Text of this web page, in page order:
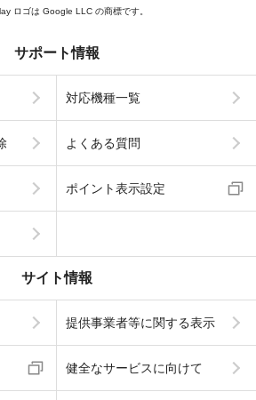
ロゴは Google LLC の商標です。
サポート情報
対応機種一覧
よくある質問
ポイント表示設定
サイト情報
提供事業者等に関する表示
健全なサービスに向けて